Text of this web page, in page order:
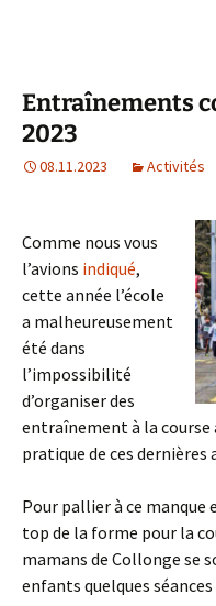
Entraînements
2023
08.11.2023 Activités
Comme nous vous
l’avions indiqué,
cette année l’école
a malheureusement
été dans
l’impossibilité
d’organiser des
entraînement à la
pratique de ces dernières
Pour pallier à ce manque
top de la forme pour la
mamans de Collonge se
enfants quelques